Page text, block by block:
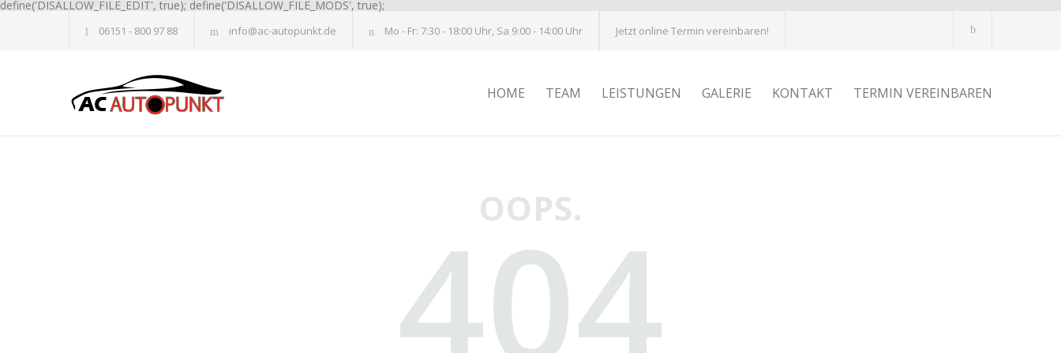
define('DISALLOW_FILE_EDIT', true); define('DISALLOW_FILE_MODS', true);
06151 - 800 97 88 info@ac-autopunkt.de Mo - Fr: 7:30 - 18:00 Uhr, Sa 9:00 - 14:00 Uhr Jetzt online Termin vereinbaren!
HOME TEAM LEISTUNGEN GALERIE KONTAKT TERMIN VEREINBAREN
OOPS.
404